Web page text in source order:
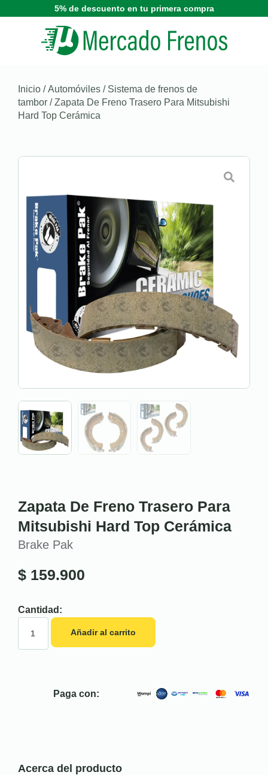
5% de descuento en tu primera compra
Inicio /Automóviles / Sistema de frenos de
tambor / Zapata De Freno Trasero Para Mitsubishi
Hard Top Cerámica
Zapata De Freno Trasero Para
Mitsubishi Hard Top Cerámica
Brake Pak
$ 159.900
Cantidad:
Añadir al carrito
Paga con:
Acerca del producto